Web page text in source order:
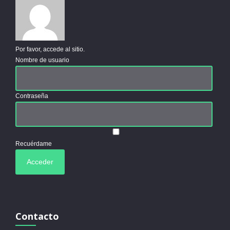
Por favor, accede al sitio.
Nombre de usuario
Contraseña
Recuérdame
Contacto